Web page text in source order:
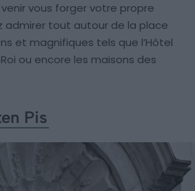
vous forger votre propre
admirer tout autour de la place
et magnifiques tels que l’Hôtel
ou encore les maisons des
Pis